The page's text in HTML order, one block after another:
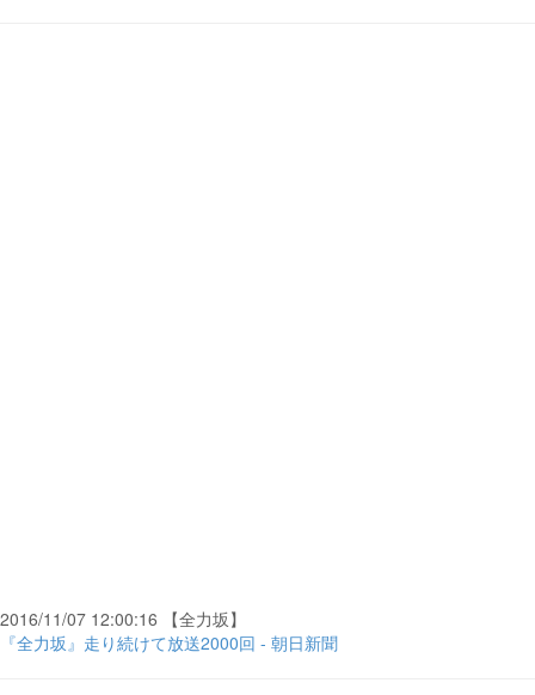
2016/11/07 12:00:16 【全力坂】
『全力坂』走り続けて放送2000回 - 朝日新聞